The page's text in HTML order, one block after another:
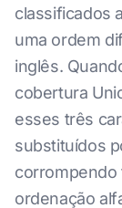
classificados
uma ordem
inglês.
cobertura
esses três
substituídos
corrompendo
ordenação